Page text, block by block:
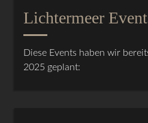
Lichtermeer
Diese Events haben wir
2025 geplant: